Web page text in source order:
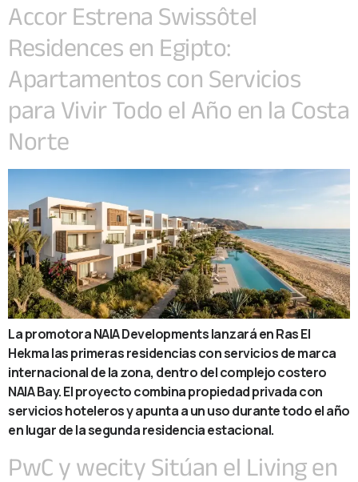
Accor Estrena Swissôtel
Residences en Egipto:
Apartamentos con Servicios
para Vivir Todo el Año en la Costa
Norte
La promotora NAIA Developments lanzará en Ras El
Hekma las primeras residencias con servicios de marca
internacional de la zona, dentro del complejo costero
NAIA Bay. El proyecto combina propiedad privada con
servicios hoteleros y apunta a un uso durante todo el año
en lugar de la segunda residencia estacional.
PwC y wecity Sitúan el Living en